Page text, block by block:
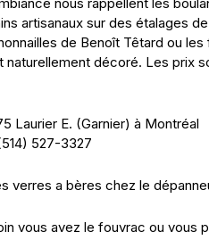
artisanaux sur des étalages
de Benoît Têtard ou
naturellement décoré. Les prix
Laurier E. (Garnier) à Montréal
527-3327
verres a bères chez le
vous avez le fouvrac ou vous